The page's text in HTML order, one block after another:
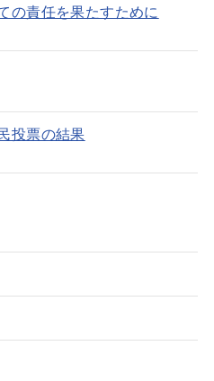
の責任を果たすために
投票の結果